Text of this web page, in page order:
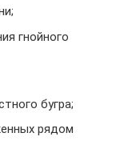
гнойного
бугра;
рядом